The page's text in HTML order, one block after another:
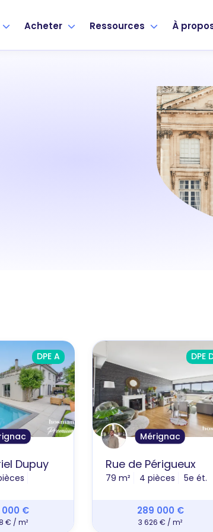
Acheter Ressources À
DPE A
Dupuy
000 €
€ / m²
DPE
Mérignac
Rue de Périgueux
79 m² 4 pièces 5e ét.
289 000 €
3 626 € / m²